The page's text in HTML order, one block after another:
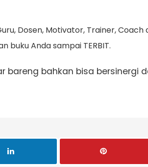
Dosen, Motivator, Trainer,
buku Anda sampai TERBIT.
bareng bahkan bisa bersinergi